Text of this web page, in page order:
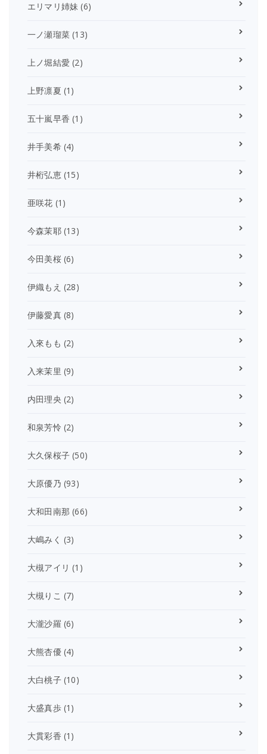
エリマリ姉妹 (6)
一ノ瀬瑠菜 (13)
上ノ堀結愛 (2)
上野凛夏 (1)
五十嵐早香 (1)
井手美希(4)
井桁弘恵(15)
亜咲花 (1)
今森茉耶(13)
今田美桜(6)
伊織もえ (28)
伊藤愛真(8)
入來もも (2)
入来茉里 (9)
内田理央 (2)
和泉芳怜 (2)
大久保桜子 (50)
大原優乃 (93)
大和田南那 (66)
大嶋みく (3)
大槻アイリ (1)
大槻りこ (7)
大瀧沙羅 (6)
大熊杏優(4)
大白桃子(10)
大盛真歩(1)
大貫彩香 (1)